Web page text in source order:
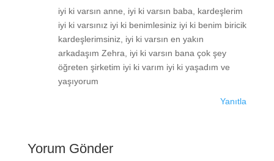
iyi ki varsın anne, iyi ki varsın baba, kardeşlerim
iyi ki varsınız iyi ki benimlesiniz iyi ki benim biricik
kardeşlerimsiniz, iyi ki varsın en yakın
arkadaşım Zehra, iyi ki varsın bana çok şey
öğreten şirketim iyi ki varım iyi ki yaşadım ve
yaşıyorum
Yanıtla
Yorum Gönder